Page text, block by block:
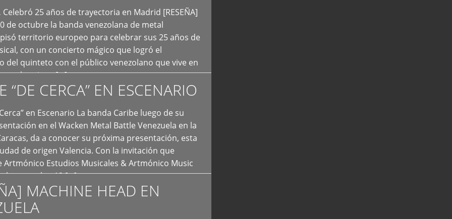
Celebró 25 años de trayectoria en Madrid [RESEÑA]
de octubre la banda venezolana de metal
territorio europeo para celebrar sus 25 años de
con un concierto mágico que logró el
del quinteto con el público venezolano que vive en
que los sigue […]
“DE CERCA” EN ESCENARIO
en Escenario La banda Caribe luego de su
en el Wacken Metal Battle Venezuela en la
da a conocer su próxima presentación, esta
de origen Valencia. Con la invitación que
Artmónico Estudios Musicales & Artmónico Music
cumplen 12 […]
MACHINE HEAD EN